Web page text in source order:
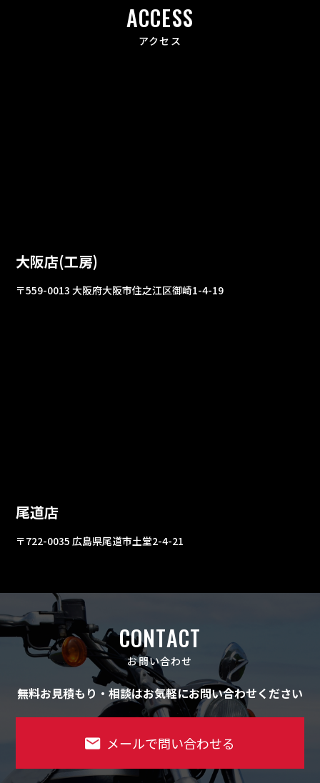
ACCESS
アクセス
大阪店(工房)
〒559-0013 大阪府大阪市住之江区御崎1-4-19
尾道店
〒722-0035 広島県尾道市土堂2-4-21
CONTACT
お問い合わせ
無料お見積もり・相談はお気軽にお問い合わせください
メールで問い合わせる